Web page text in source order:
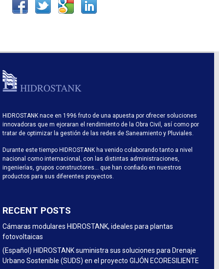
HIDROSTANK nace en 1996 fruto de una apuesta por ofrecer soluciones
innovadoras que m ejoraran el rendimiento de la Obra Civil, así como por
tratar de optimizar la gestión de las redes de Saneamiento y Pluviales.
Durante este tiempo HIDROSTANK ha venido colaborando tanto a nivel
nacional como internacional, con las distintas administraciones,
ingenierías, grupos constructores… que han confiado en nuestros
productos para sus diferentes proyectos.
RECENT POSTS
Cámaras modulares HIDROSTANK, ideales para plantas
fotovoltaicas
(Español) HIDROSTANK suministra sus soluciones para Drenaje
Urbano Sostenible (SUDS) en el proyecto GIJÓN ECORESILIENTE